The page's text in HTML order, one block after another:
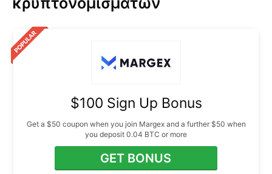
$100 Sign Up Bonus
Get a $50 coupon when you join Margex and a further $50 when
you deposit 0.04 BTC or more
GET BONUS